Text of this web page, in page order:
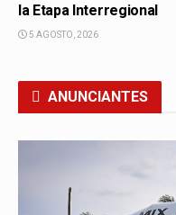
la Etapa Interregional
5 AGOSTO, 2026
ANUNCIANTES